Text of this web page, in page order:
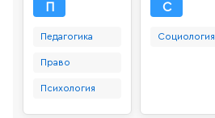
П
Педагогика
Право
Психология
С
Социология